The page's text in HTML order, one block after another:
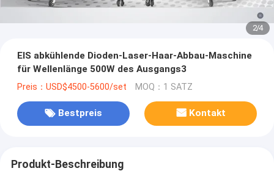
2/4
EIS abkühlende Dioden-Laser-Haar-Abbau-Maschine
für Wellenlänge 500W des Ausgangs3
Preis：USD$4500-5600/set MOQ：1 SATZ
Bestpreis Kontakt
Produkt-Beschreibung